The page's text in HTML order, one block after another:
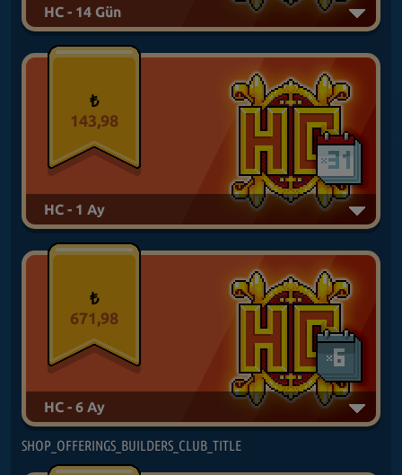
HC - 14 Gün
143,98
₺
HC - 1 Ay
671,98
₺
HC - 6 Ay
SHOP_OFFERINGS_BUILDERS_CLUB_TITLE